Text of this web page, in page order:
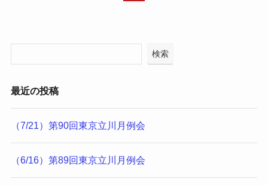
検索
最近の投稿
（7/21）第90回東京立川月例会
（6/16）第89回東京立川月例会